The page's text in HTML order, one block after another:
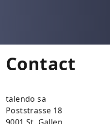
Contact
talendo sa
Poststrasse 18